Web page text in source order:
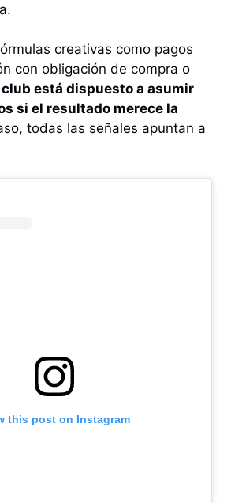
creativas como pagos
con obligación de compra o
club está dispuesto a asumir
si el resultado merece la
todas las señales apuntan a
this post on Instagram